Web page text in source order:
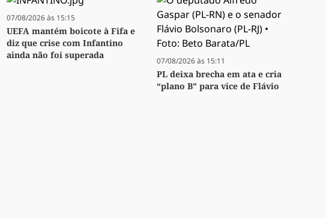
07/08/2026 às 15:15
UEFA mantém boicote à Fifa e
diz que crise com Infantino
ainda não foi superada
07/08/2026 às 15:11
PL deixa brecha em ata e cria
“plano B” para vice de Flávio